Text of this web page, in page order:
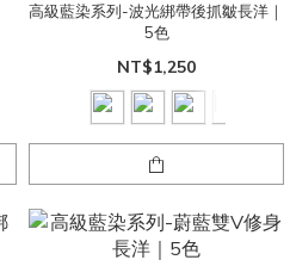
高級藍染系列-波光綁帶後抓皺長洋｜
5色
NT$1,250